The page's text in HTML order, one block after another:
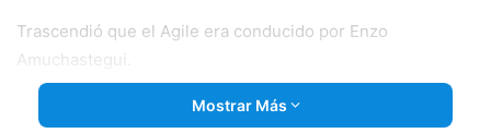
Trascendió que el Agile era conducido por Enzo
Amuchastegui.
Actuaron en el lugar las unidades 20 y 25 de bomberos, a
Mostrar Más